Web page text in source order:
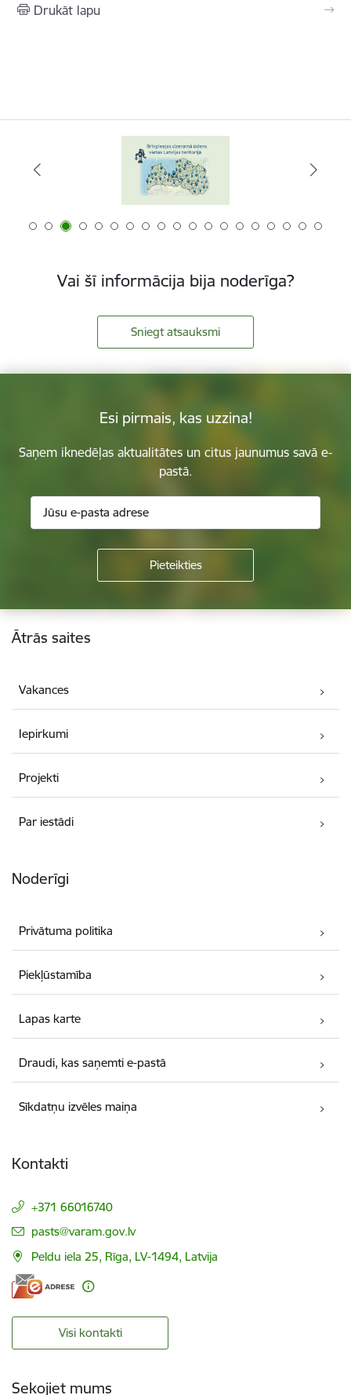
Drukāt lapu
Vai šī informācija bija noderīga?
Sniegt atsauksmi
Esi pirmais, kas uzzina!
Saņem iknedēļas aktualitātes un citus jaunumus savā e-
pastā.
Kājene
Ātrās saites
Vakances
Iepirkumi
Projekti
Par iestādi
Noderīgi
Privātuma politika
Piekļūstamība
Lapas karte
Draudi, kas saņemti e-pastā
Sīkdatņu izvēles maiņa
Kontakti
+371 66016740
E-pasts:
pasts@varam.gov.lv
Peldu iela 25, Rīga, LV-1494, Latvija
Visi kontakti
Sekojiet mums